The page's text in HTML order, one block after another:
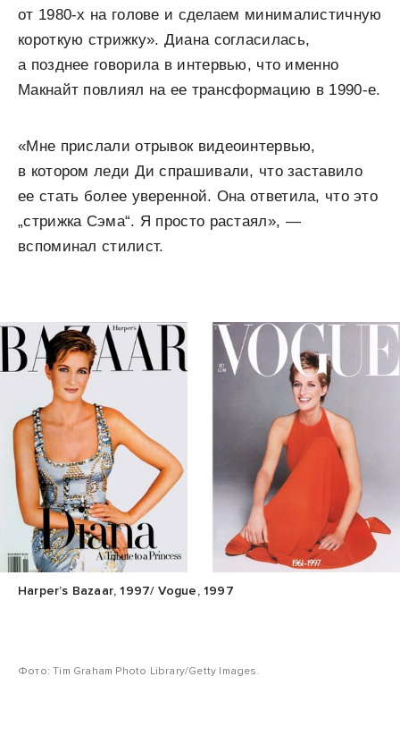
от 1980-х на голове и сделаем минималистичную
короткую стрижку». Диана согласилась,
а позднее говорила в интервью, что именно
Макнайт повлиял на ее трансформацию в 1990-е.
«Мне прислали отрывок видеоинтервью,
в котором леди Ди спрашивали, что заставило
ее стать более уверенной. Она ответила, что это
„стрижка Сэма“. Я просто растаял», —
вспоминал стилист.
Harper’s Bazaar, 1997/ Vogue, 1997
Фото: Tim Graham Photo Library/Getty Images.